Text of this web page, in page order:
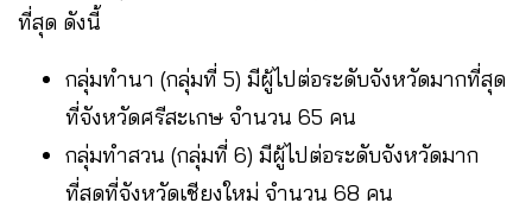
ที่สุด ดังนี้
กลุ่มทำนา (กลุ่มที่ 5) มีผู้ไปต่อระดับจังหวัดมากที่สุด
ที่จังหวัดศรีสะเกษ จำนวน 65 คน
กลุ่มทำสวน (กลุ่มที่ 6) มีผู้ไปต่อระดับจังหวัดมาก
ที่สุดที่จังหวัดเชียงใหม่ จำนวน 68 คน